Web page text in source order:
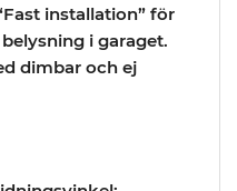
installation” för
i garaget.
dimbar och ej